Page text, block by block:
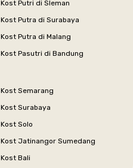
Kost Putri di Sleman
Kost Putra di Surabaya
Kost Putra di Malang
Kost Pasutri di Bandung
Kost Semarang
Kost Surabaya
Kost Solo
Kost Jatinangor Sumedang
Kost Bali